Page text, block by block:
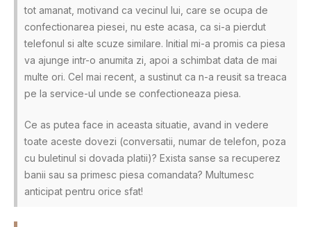
tot amanat, motivand ca vecinul lui, care se ocupa de
confectionarea piesei, nu este acasa, ca si-a pierdut
telefonul si alte scuze similare. Initial mi-a promis ca piesa
va ajunge intr-o anumita zi, apoi a schimbat data de mai
multe ori. Cel mai recent, a sustinut ca n-a reusit sa treaca
pe la service-ul unde se confectioneaza piesa.
Ce as putea face in aceasta situatie, avand in vedere
toate aceste dovezi (conversatii, numar de telefon, poza
cu buletinul si dovada platii)? Exista sanse sa recuperez
banii sau sa primesc piesa comandata? Multumesc
anticipat pentru orice sfat!